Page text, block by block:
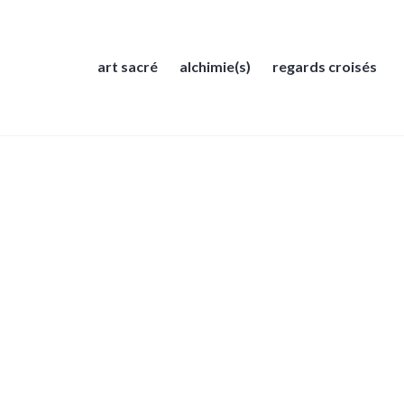
art sacré alchimie(s) regards croisés